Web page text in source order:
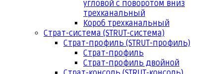
угловой с поворотом вниз
трехканальный
Короб трехканальный
Страт-система (STRUT-система)
Страт-профиль (STRUT-профиль)
Страт-профиль
Страт-профиль двойной